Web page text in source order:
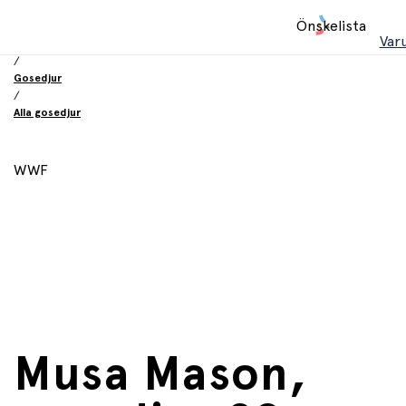
Önskelista
/
Gosedjur
/
Alla gosedjur
WWF
Musa Mason,